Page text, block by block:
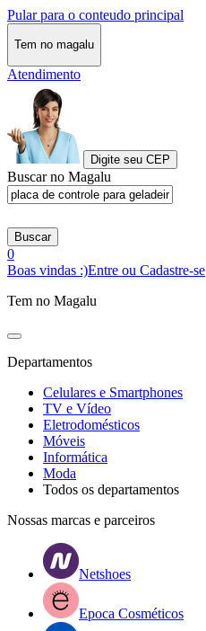
Pular para o conteudo principal
Tem no magalu
Atendimento
Digite seu CEP
Buscar no Magalu
Buscar
0
Boas vindas :)Entre ou Cadastre-se
Tem no Magalu
Departamentos
Celulares e Smartphones
TV e Vídeo
Eletrodomésticos
Móveis
Informática
Moda
Todos os departamentos
Nossas marcas e parceiros
Netshoes
Epoca Cosméticos